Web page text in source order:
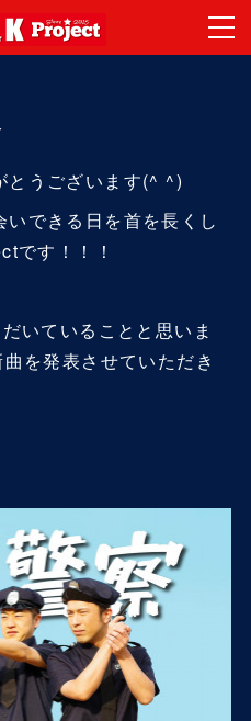
とうございます(^ ^)
できる日を首を長くし
です！！！
いていることと思いま
を発表させていただき